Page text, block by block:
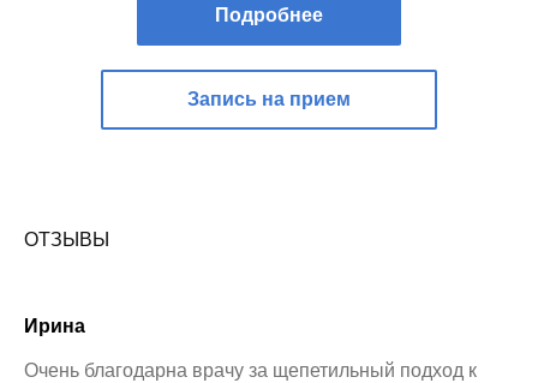
Подробнее
Запись на прием
ОТЗЫВЫ
Ирина
Очень благодарна врачу за щепетильный подход к